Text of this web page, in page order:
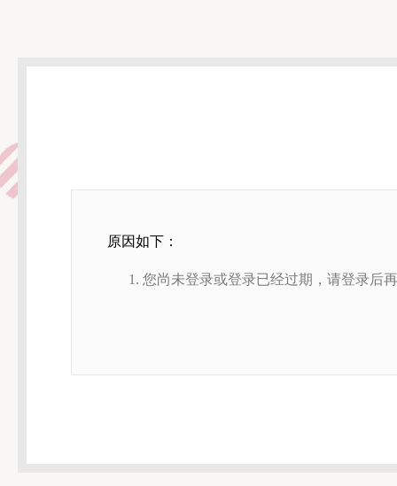
原因如下：
您尚未登录或登录已经过期，请登录后